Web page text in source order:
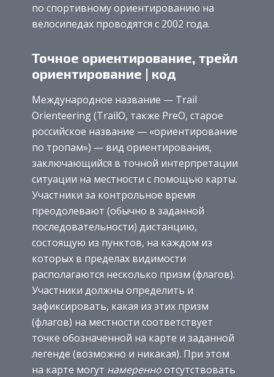
по спортивному ориентированию на
велосипедах проводятся с 2002 года.
Точное ориентирование, трейл
ориентирование | код
Международное название — Trail
Orienteering (TrailO, также PreO, старое
российское название — «ориентирование
по тропам») — вид ориентирования,
заключающийся в точной интерпретации
ситуации на местности с помощью карты.
Участники за контрольное время
преодолевают (обычно в заданной
последовательности) дистанцию,
состоящую из пунктов, на каждом из
которых в пределах видимости
располагаются несколько призм (флагов).
Участники должны определить и
зафиксировать, какая из этих призм
(флагов) на местности соответствует
точке обозначенной на карте и заданной
легенде (возможно и никакая). При этом
на карте могут намеренноотсутствовать